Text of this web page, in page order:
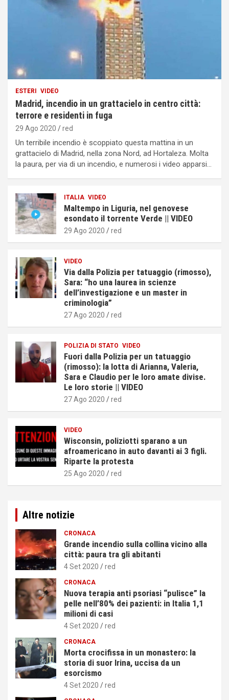
ESTERI VIDEO
Madrid, incendio in un grattacielo in centro città:
terrore e residenti in fuga
29 Ago 2020 red
Un terribile incendio è scoppiato questa mattina in un
grattacielo di Madrid, nella zona Nord, ad Hortaleza. Molta
la paura, per via di un incendio, e numerosi i video apparsi…
ITALIA VIDEO
Maltempo in Liguria, nel genovese
esondato il torrente Verde || VIDEO
29 Ago 2020 red
VIDEO
Via dalla Polizia per tatuaggio (rimosso),
Sara: “ho una laurea in scienze
dell’investigazione e un master in
criminologia”
27 Ago 2020 red
POLIZIA DI STATO VIDEO
Fuori dalla Polizia per un tatuaggio
(rimosso): la lotta di Arianna, Valeria,
Sara e Claudio per le loro amate divise.
Le loro storie || VIDEO
27 Ago 2020 red
VIDEO
Wisconsin, poliziotti sparano a un
afroamericano in auto davanti ai 3 figli.
Riparte la protesta
25 Ago 2020 red
Altre notizie
CRONACA
Grande incendio sulla collina vicino alla
città: paura tra gli abitanti
4 Set 2020 red
CRONACA
Nuova terapia anti psoriasi “pulisce” la
pelle nell’80% dei pazienti: in Italia 1,1
milioni di casi
4 Set 2020 red
CRONACA
Morta crocifissa in un monastero: la
storia di suor Irina, uccisa da un
esorcismo
4 Set 2020 red